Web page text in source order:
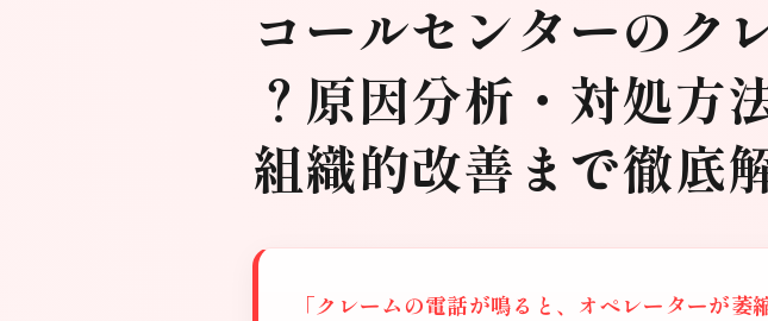
コールセンターのク
？原因分析・対処方
組織的改善まで徹底
「クレームの電話が鳴ると、オペレーターが